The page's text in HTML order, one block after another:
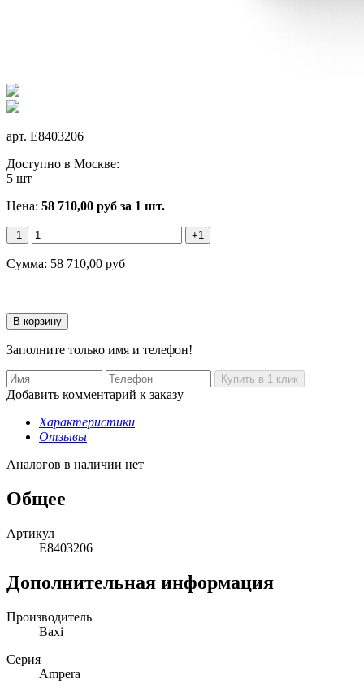
арт. E8403206
Доступно в Москве:
5 шт
Цена: 58 710,00 руб за 1 шт.
-1 +1
Сумма: 58 710,00 руб
Заполните только имя и телефон!
Добавить комментарий к заказу
Характеристики
Отзывы
Аналогов в наличии нет
Общее
Артикул
E8403206
Дополнительная информация
Производитель
Baxi
Серия
Ampera